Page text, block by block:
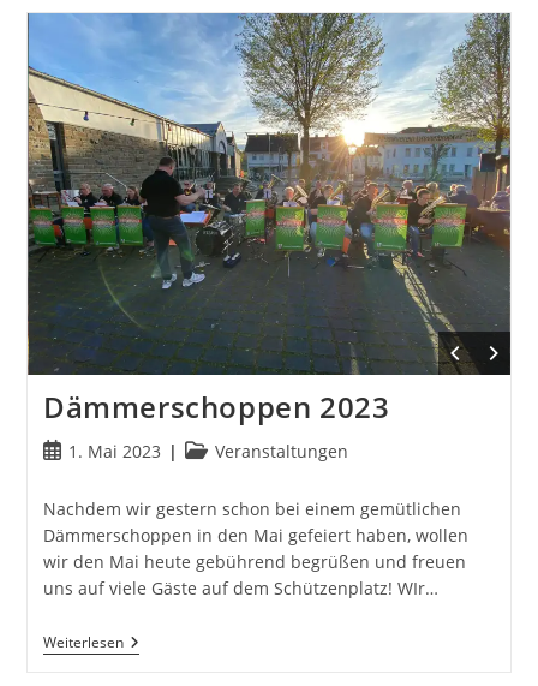
Dämmerschoppen 2023
Beitrag1. Mai 2023
Beitrags-
Veranstaltungen
Nachdem wir gestern schon bei einem gemütlichen
Dämmerschoppen in den Mai gefeiert haben, wollen
wir den Mai heute gebührend begrüßen und freuen
uns auf viele Gäste auf dem Schützenplatz! WIr…
WeiterlesenDämmerschoppen
2023